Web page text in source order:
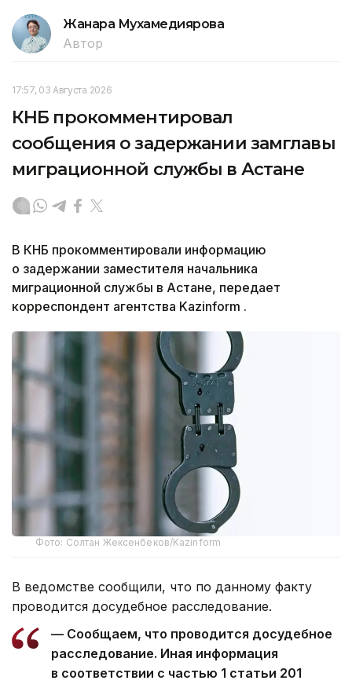
Жанара Мухамедиярова
Автор
17:57, 03 Августа 2026
КНБ прокомментировал
сообщения о задержании замглавы
миграционной службы в Астане
В КНБ прокомментировали информацию
о задержании заместителя начальника
миграционной службы в Астане, передает
корреспондент агентства Kazinform .
Фото: Солтан Жексенбеков/Kazinform
В ведомстве сообщили, что по данному факту
проводится досудебное расследование.
— Сообщаем, что проводится досудебное
расследование. Иная информация
в соответствии с частью 1 статьи 201